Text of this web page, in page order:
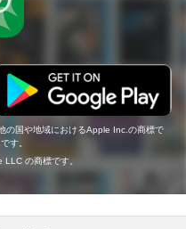
の国や地域におけるApple Inc.の商標で
す。
の商標です。